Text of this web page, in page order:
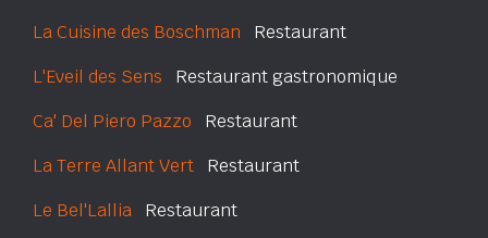
La Cuisine des Boschman Restaurant
L'Eveil des Sens Restaurant gastronomique
Ca' Del Piero Pazzo Restaurant
La Terre Allant Vert Restaurant
Le Bel'Lallia Restaurant